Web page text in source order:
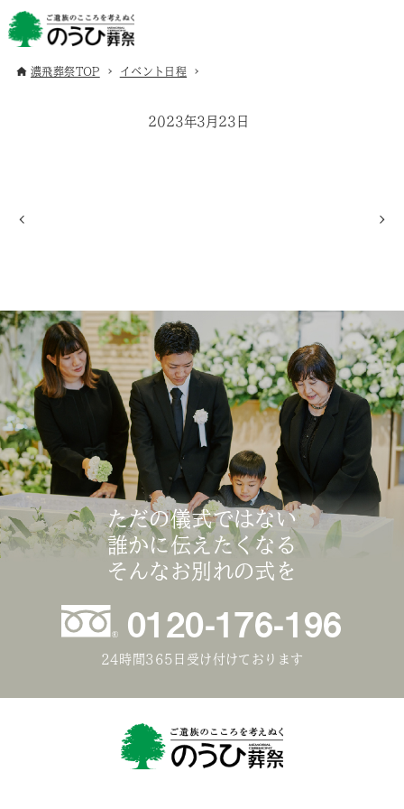
濃飛葬祭TOP イベント日程
2023年3月23日
ただの儀式ではない
誰かに伝えたくなる
そんなお別れの式を
0120-176-196
24時間365日受け付けております